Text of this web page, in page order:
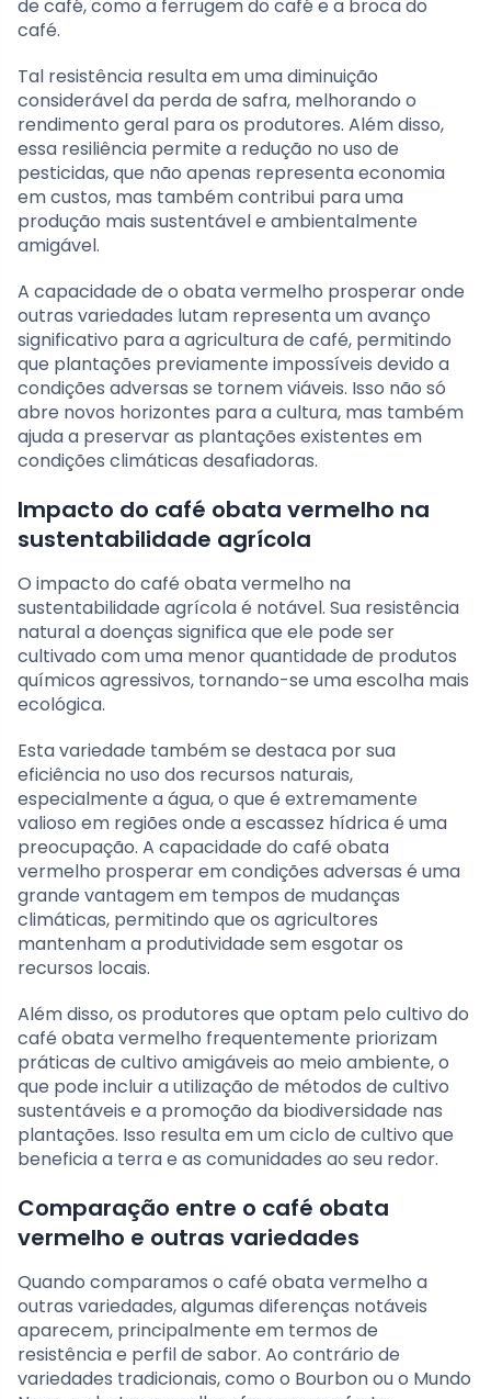
de café, como a ferrugem do café e a broca do
café.
Tal resistência resulta em uma diminuição
considerável da perda de safra, melhorando o
rendimento geral para os produtores. Além disso,
essa resiliência permite a redução no uso de
pesticidas, que não apenas representa economia
em custos, mas também contribui para uma
produção mais sustentável e ambientalmente
amigável.
A capacidade de o obata vermelho prosperar onde
outras variedades lutam representa um avanço
significativo para a agricultura de café, permitindo
que plantações previamente impossíveis devido a
condições adversas se tornem viáveis. Isso não só
abre novos horizontes para a cultura, mas também
ajuda a preservar as plantações existentes em
condições climáticas desafiadoras.
Impacto do café obata vermelho na
sustentabilidade agrícola
O impacto do café obata vermelho na
sustentabilidade agrícola é notável. Sua resistência
natural a doenças significa que ele pode ser
cultivado com uma menor quantidade de produtos
químicos agressivos, tornando-se uma escolha mais
ecológica.
Esta variedade também se destaca por sua
eficiência no uso dos recursos naturais,
especialmente a água, o que é extremamente
valioso em regiões onde a escassez hídrica é uma
preocupação. A capacidade do café obata
vermelho prosperar em condições adversas é uma
grande vantagem em tempos de mudanças
climáticas, permitindo que os agricultores
mantenham a produtividade sem esgotar os
recursos locais.
Além disso, os produtores que optam pelo cultivo do
café obata vermelho frequentemente priorizam
práticas de cultivo amigáveis ao meio ambiente, o
que pode incluir a utilização de métodos de cultivo
sustentáveis e a promoção da biodiversidade nas
plantações. Isso resulta em um ciclo de cultivo que
beneficia a terra e as comunidades ao seu redor.
Comparação entre o café obata
vermelho e outras variedades
Quando comparamos o café obata vermelho a
outras variedades, algumas diferenças notáveis
aparecem, principalmente em termos de
resistência e perfil de sabor. Ao contrário de
variedades tradicionais, como o Bourbon ou o Mundo